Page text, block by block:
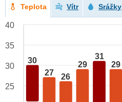
Teplota Vítr Srážky
30
27 26
29
31
29
40
35
30
25